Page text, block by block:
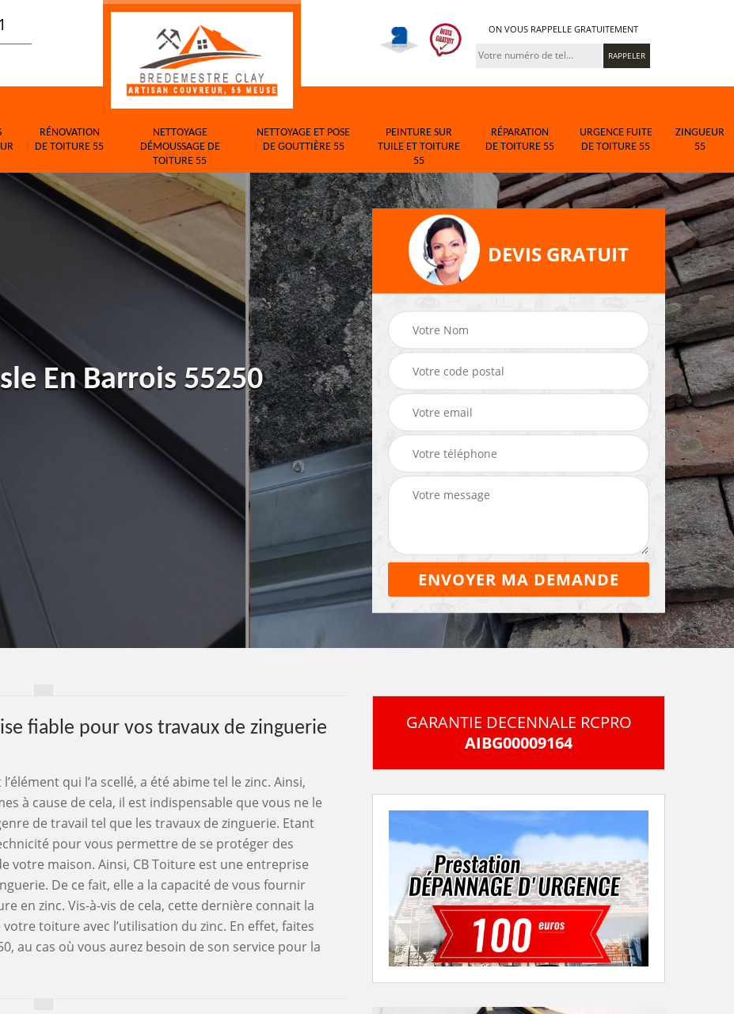
ON VOUS RAPPELLE GRATUITEMENT
RÉNOVATION
DE TOITURE 55
NETTOYAGE
DÉMOUSSAGE DE
TOITURE 55
NETTOYAGE ET POSE
DE GOUTTIÈRE 55
PEINTURE SUR
TUILE ET TOITURE
55
RÉPARATION
DE TOITURE 55
URGENCE FUITE
DE TOITURE 55
ZINGUEUR
55
En Barrois 55250
DEVIS GRATUIT
fiable pour vos travaux de zinguerie
qui l’a scellé, a été abime tel le zinc. Ainsi,
à cause de cela, il est indispensable que vous ne le
de travail tel que les travaux de zinguerie. Etant
pour vous permettre de se protéger des
votre maison. Ainsi, CB Toiture est une entreprise
De ce fait, elle a la capacité de vous fournir
en zinc. Vis-à-vis de cela, cette dernière connait la
toiture avec l’utilisation du zinc. En effet, faites
au cas où vous aurez besoin de son service pour la
GARANTIE DECENNALE RCPRO
AIBG00009164